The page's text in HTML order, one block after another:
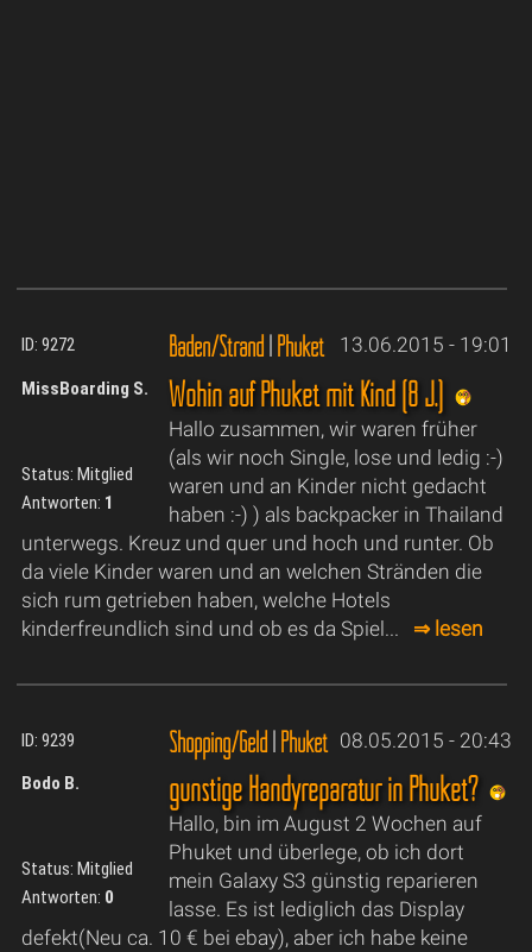
ID: 9272 Baden/Strand|Phuket 13.06.2015 - 19:01
MissBoarding S.
Status: Mitglied
Antworten: 1
Wohin auf Phuket mit Kind (8 J.)
Hallo zusammen, wir waren früher
(als wir noch Single, lose und ledig :-)
waren und an Kinder nicht gedacht
haben :-) ) als backpacker in Thailand
unterwegs. Kreuz und quer und hoch und runter. Ob
da viele Kinder waren und an welchen Stränden die
sich rum getrieben haben, welche Hotels
kinderfreundlich sind und ob es da Spiel... ⇒ lesen
ID: 9239 Shopping/Geld|Phuket 08.05.2015 - 20:43
Bodo B.
Status: Mitglied
Antworten: 0
günstige Handyreparatur in Phuket?
Hallo, bin im August 2 Wochen auf
Phuket und überlege, ob ich dort
mein Galaxy S3 günstig reparieren
lasse. Es ist lediglich das Display
defekt(Neu ca. 10 € bei ebay), aber ich habe keine